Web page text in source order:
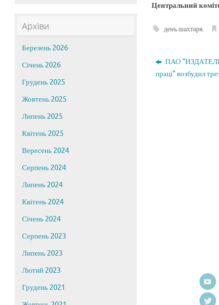
Центральний
день шахтаря.
ПАО
праці” возбудил
Архіви
Березень 2026
Січень 2026
Грудень 2025
Жовтень 2025
Липень 2025
Квітень 2025
Вересень 2024
Серпень 2024
Липень 2024
Квітень 2024
Січень 2024
Серпень 2023
Липень 2023
Лютий 2023
Грудень 2021